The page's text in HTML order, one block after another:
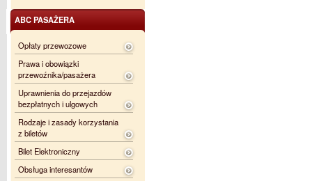
ABC PASAŻERA
Opłaty przewozowe
Prawa i obowiązki
przewoźnika/pasażera
Uprawnienia do przejazdów
bezpłatnych i ulgowych
Rodzaje i zasady korzystania
z biletów
Bilet Elektroniczny
Obsługa interesantów